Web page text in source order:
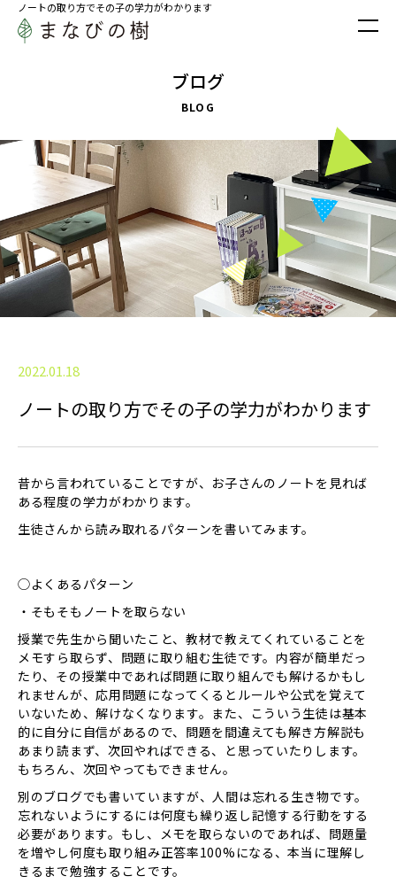
ノートの取り方でその子の学力がわかります
ブログ
BLOG
2022.01.18
ノートの取り方でその子の学力がわかります
昔から言われていることですが、お子さんのノートを見れば
ある程度の学力がわかります。
生徒さんから読み取れるパターンを書いてみます。
◯よくあるパターン
・そもそもノートを取らない
授業で先生から聞いたこと、教材で教えてくれていることを
メモすら取らず、問題に取り組む生徒です。内容が簡単だっ
たり、その授業中であれば問題に取り組んでも解けるかもし
れませんが、応用問題になってくるとルールや公式を覚えて
いないため、解けなくなります。また、こういう生徒は基本
的に自分に自信があるので、問題を間違えても解き方解説も
あまり読まず、次回やればできる、と思っていたりします。
もちろん、次回やってもできません。
別のブログでも書いていますが、人間は忘れる生き物です。
忘れないようにするには何度も繰り返し記憶する行動をする
必要があります。もし、メモを取らないのであれば、問題量
を増やし何度も取り組み正答率100%になる、本当に理解し
きるまで勉強することです。